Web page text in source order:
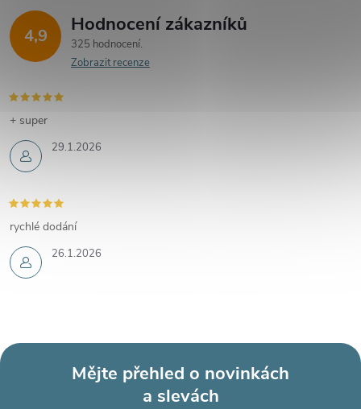
4,9 Hodnocení zákazníků
325 hodnocení
Zobrazit recenze
29.1.2026
+ super
26.1.2026
rychlé dodání
Mějte přehled o novinkách
a slevách